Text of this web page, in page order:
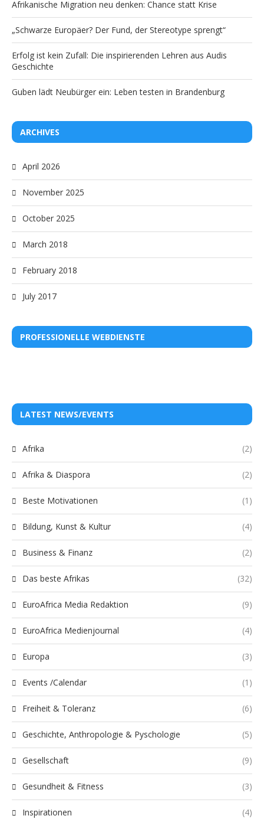
Afrikanische Migration neu denken: Chance statt Krise
„Schwarze Europäer? Der Fund, der Stereotype sprengt“
Erfolg ist kein Zufall: Die inspirierenden Lehren aus Audis
Geschichte
Guben lädt Neubürger ein: Leben testen in Brandenburg
ARCHIVES
April 2026
November 2025
October 2025
March 2018
February 2018
July 2017
PROFESSIONELLE WEBDIENSTE
LATEST NEWS/EVENTS
Afrika (2)
Afrika & Diaspora (2)
Beste Motivationen (1)
Bildung, Kunst & Kultur (4)
Business & Finanz (2)
Das beste Afrikas (32)
EuroAfrica Media Redaktion (9)
EuroAfrica Medienjournal (4)
Europa (3)
Events /Calendar (1)
Freiheit & Toleranz (6)
Geschichte, Anthropologie & Pyschologie (5)
Gesellschaft (9)
Gesundheit & Fitness (3)
Inspirationen (4)